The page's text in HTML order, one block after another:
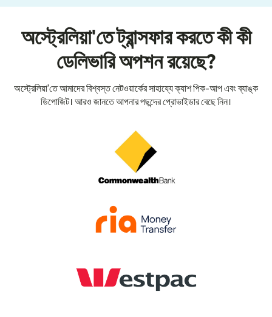
অস্ট্রেলিয়া'তে ট্রান্সফার করতে কী কী
ডেলিভারি অপশন রয়েছে?
অস্ট্রেলিয়া'তে আমাদের বিশ্বস্ত নেটওয়ার্কের সাহায্যে ক্যাশ পিক-আপ এবং ব্যাঙ্ক
ডিপোজিট। আরও জানতে আপনার পছন্দের প্রোভাইডার বেছে নিন।